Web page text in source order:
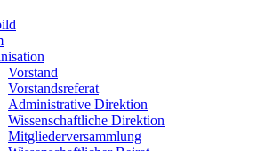
Vorstand
Vorstandsreferat
Administrative Direktion
Wissenschaftliche Direktion
Mitgliederversammlung